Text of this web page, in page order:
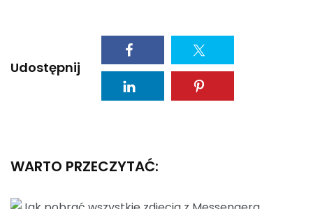
Udostępnij
WARTO PRZECZYTAĆ: